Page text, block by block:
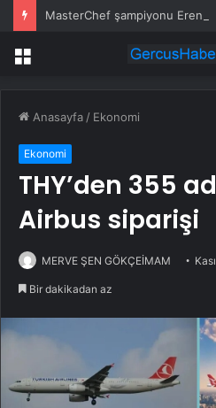
Menü
Anasayfa / Ekonomi
Ekonomi
THY’den 355
Airbus siparişi
MERVE ŞEN GÖKÇEİMAM
Bir dakikadan az